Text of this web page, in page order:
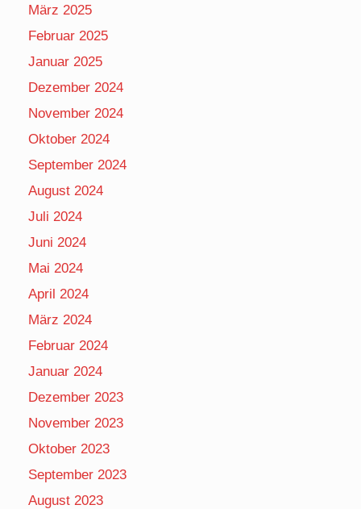
März 2025
Februar 2025
Januar 2025
Dezember 2024
November 2024
Oktober 2024
September 2024
August 2024
Juli 2024
Juni 2024
Mai 2024
April 2024
März 2024
Februar 2024
Januar 2024
Dezember 2023
November 2023
Oktober 2023
September 2023
August 2023